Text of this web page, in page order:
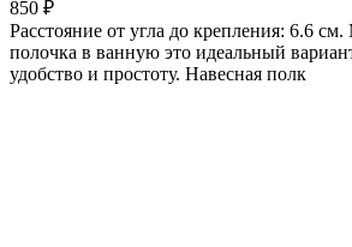
850 ₽
Расстояние от угла до крепления: 6.6
полочка в ванную это идеальный
удобство и простоту. Навесная полк